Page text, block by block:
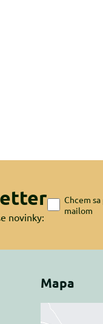
novinky:
Chcem
mailom
Mapa